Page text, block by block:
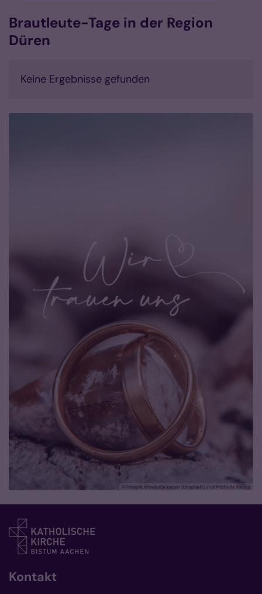
Brautleute-Tage in der Region
Düren
Keine Ergebnisse gefunden
© Freepik, Khadeeja Yasser (Unsplash) und Michelle Keune
Kontakt